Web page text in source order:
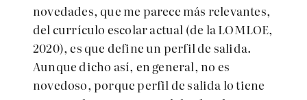
novedades, que me parece más relevantes,
del currículo escolar actual (de la LOMLOE,
2020), es que define un perfil de salida.
Aunque dicho así, en general, no es
novedoso, porque perfil de salida lo tiene